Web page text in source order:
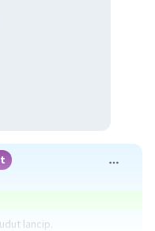
lancip.